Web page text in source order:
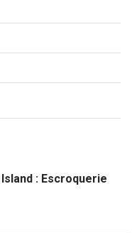
: Escroquerie